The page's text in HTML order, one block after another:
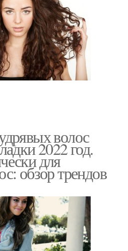
волос
2022 год.
для
обзор трендов